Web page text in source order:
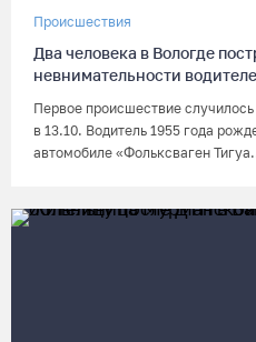
Происшествия
Два человека в Вологде
невнимательности
Первое происшествие
в 13.10. Водитель 1955 года
автомобиле «Фольксваген